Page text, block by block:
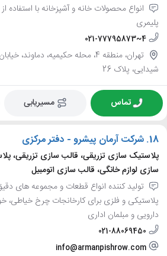
انواع محصولات خانه و آشپزخانه با استفاده
پلیمری
021-77795873~4
شیدایی، پلاک 26
تماس مسیریابی
18. شرکت آرمان پیشرو - دفتر مرکزی
پلاستیک سازی تزریقی، قالب سازی تزریقی،
سازی لوازم خانگی، قالب سازی اتومبیل
تولید کننده انواع قطعات و مجموعه های
پلاستیکی و فلزی برای کارخانجات چرخ خیاطی،
دارویی و مبلمان اداری
021-88069450
info@armanpishrow.com